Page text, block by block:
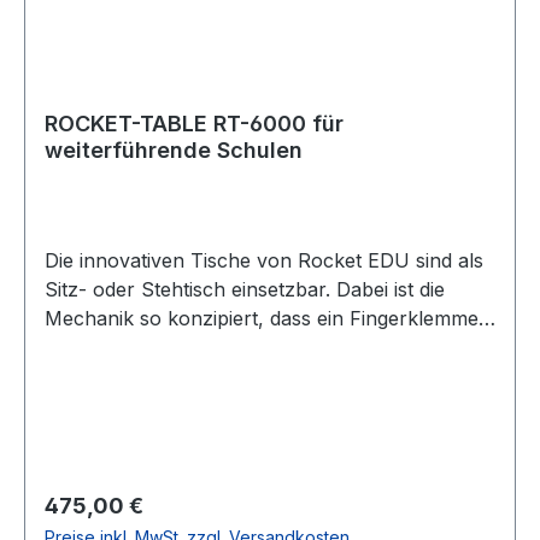
ROCKET-TABLE RT-6000 für
weiterführende Schulen
Die innovativen Tische von Rocket EDU sind als
Sitz- oder Stehtisch einsetzbar. Dabei ist die
Mechanik so konzipiert, dass ein Fingerklemmen
werden. Der Fuß ist stand- und kippsicher.
Variante für weiterführende Schulen,
Regulärer Preis:
475,00 €